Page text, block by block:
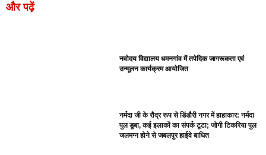
और पढ़ें
नवोदय विद्यालय धमनगांव में तपेदिक जागरूकता एवं
उन्मूलन कार्यक्रम आयोजित
नर्मदा जी के रौद्र रूप से डिंडौरी नगर में हाहाकार: नर्मदा
पुल डूबा, कई इलाकों का संपर्क टूटा; जोगी टिकरिया पुल
जलमग्न होने से जबलपुर हाईवे बाधित